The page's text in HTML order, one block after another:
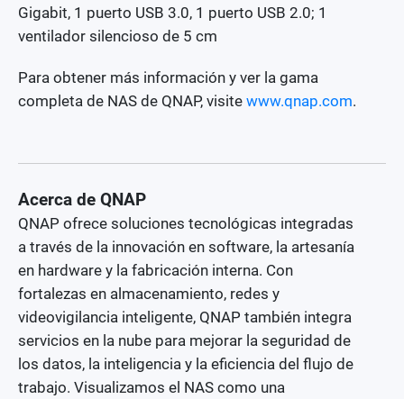
Gigabit, 1 puerto USB 3.0, 1 puerto USB 2.0; 1
ventilador silencioso de 5 cm
Para obtener más información y ver la gama
completa de NAS de QNAP, visite www.qnap.com.
Acerca de QNAP
QNAP ofrece soluciones tecnológicas integradas
a través de la innovación en software, la artesanía
en hardware y la fabricación interna. Con
fortalezas en almacenamiento, redes y
videovigilancia inteligente, QNAP también integra
servicios en la nube para mejorar la seguridad de
los datos, la inteligencia y la eficiencia del flujo de
trabajo. Visualizamos el NAS como una